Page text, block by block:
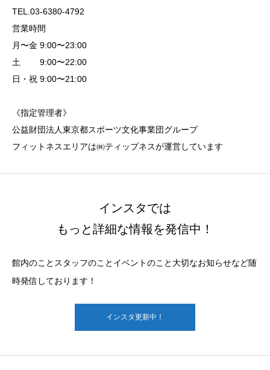
TEL.03-6380-4792
営業時間
月〜金 9:00〜23:00
土 9:00〜22:00
日・祝 9:00〜21:00
《指定管理者》
公益財団法人東京都スポーツ文化事業団グループ
フィットネスエリアは㈱ティップネスが運営しています
インスタでは
もっと詳細な情報を発信中！
館内のことスタッフのことイベントのこと大切なお知らせなど随
時発信しております！
インスタ更新中！